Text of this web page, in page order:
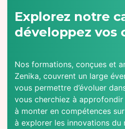
Explorez notre
développez vos
Nos formations, conçues et
Zenika, couvrent un large
vous permettre d’évoluer
vous cherchiez à
à monter en compétences
à explorer les innovations du